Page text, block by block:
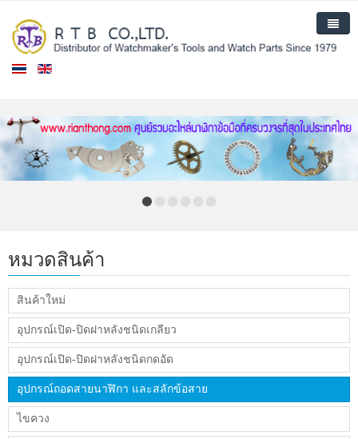
หมวดสินค้า
สินค้าใหม่
อุปกรณ์เปิด-ปิดฝาหลังชนิดเกลียว
อุปกรณ์เปิด-ปิดฝาหลังชนิดกดอัด
อุปกรณ์ถอดสายนาฬิกา และสลักข้อสาย
ไขควง
สินค้า
สินค้าใหม่
เกี่ยวกับเรา